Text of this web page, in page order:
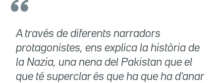
A través de diferents narradors
protagonistes, ens explica la història de
la Nazia, una nena del Pakistan que el
que té superclar és que ha que ha d'anar